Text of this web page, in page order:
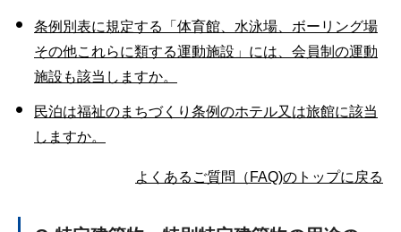
条例別表に規定する「体育館、水泳場、ボーリング場
その他これらに類する運動施設」には、会員制の運動
施設も該当しますか。
民泊は福祉のまちづくり条例のホテル又は旅館に該当
しますか。
よくあるご質問（FAQ)のトップに戻る